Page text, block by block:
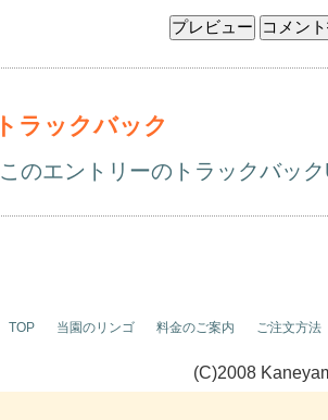
トラックバック
このエントリーのトラックバッ
TOP 当園のリンゴ 料金のご案内 ご注文方法
(C)2008